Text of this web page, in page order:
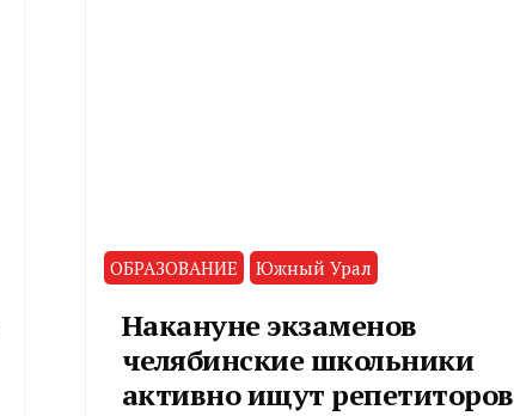
ОБРАЗОВАНИЕ Южный Урал
Накануне экзаменов
челябинские школьники
активно ищут репетиторов